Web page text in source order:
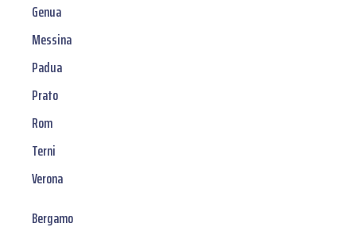
Genua
Messina
Padua
Prato
Rom
Terni
Verona
Bergamo